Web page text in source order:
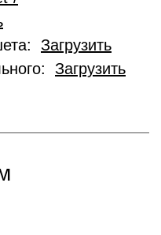
Загрузить
Загрузить